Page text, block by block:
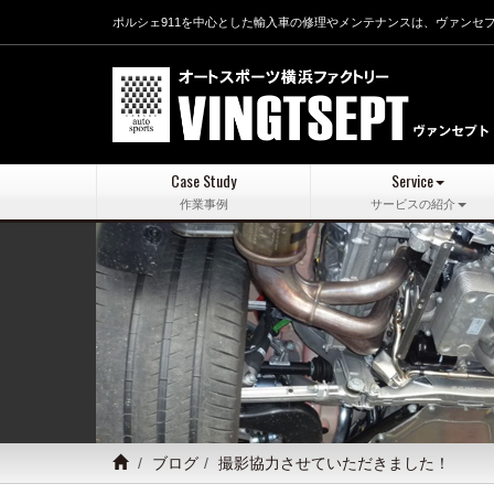
ポルシェ911を中心とした輸入車の修理やメンテナンスは、ヴァンセ
Case Study
作業事例
Service
サービスの紹介
ブログ 撮影協力させていただきました！